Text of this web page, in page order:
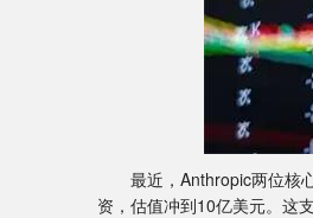
最近，Anthropic两位核心
资，估值冲到10亿美元。这
深证成指